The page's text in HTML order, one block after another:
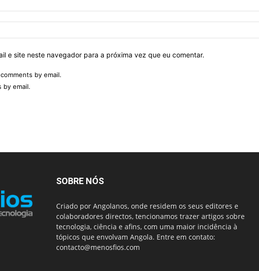
e site neste navegador para a próxima vez que eu comentar.
by email.
by email.
SOBRE NÓS
Criado por Angolanos, onde residem os seus editores e
colaboradores directos, tencionamos trazer artigos sobre
tecnologia, ciência e afins, com uma maior incidência à
tópicos que envolvam Angola. Entre em contato:
contacto@menosfios.com